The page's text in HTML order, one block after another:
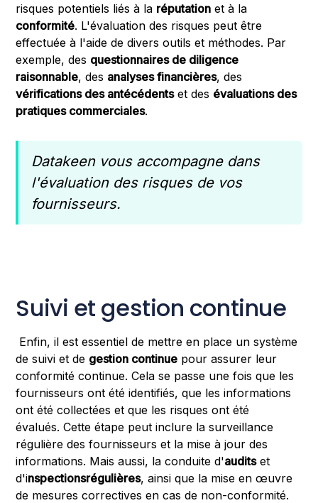
risques potentiels liés à la réputation et à la
conformité. L'évaluation des risques peut être
effectuée à l'aide de divers outils et méthodes. Par
exemple, des questionnaires de diligence
raisonnable, des analyses financières, des
vérifications des antécédentset des évaluations des
pratiques commerciales.
Datakeen vous accompagne dans
l'évaluation des risques de vos
fournisseurs.
Suivi et gestion continue
Enfin, il est essentiel de mettre en place un système
de suivi et de gestion continue pour assurer leur
conformité continue. Cela se passe une fois que les
fournisseurs ont été identifiés, que les informations
ont été collectées et que les risques ont été
évalués. Cette étape peut inclure la surveillance
régulière des fournisseurs et la mise à jour des
informations. Mais aussi, la conduite d'auditset
d'inspectionsrégulières, ainsi que la mise en œuvre
de mesures correctives en cas de non-conformité.